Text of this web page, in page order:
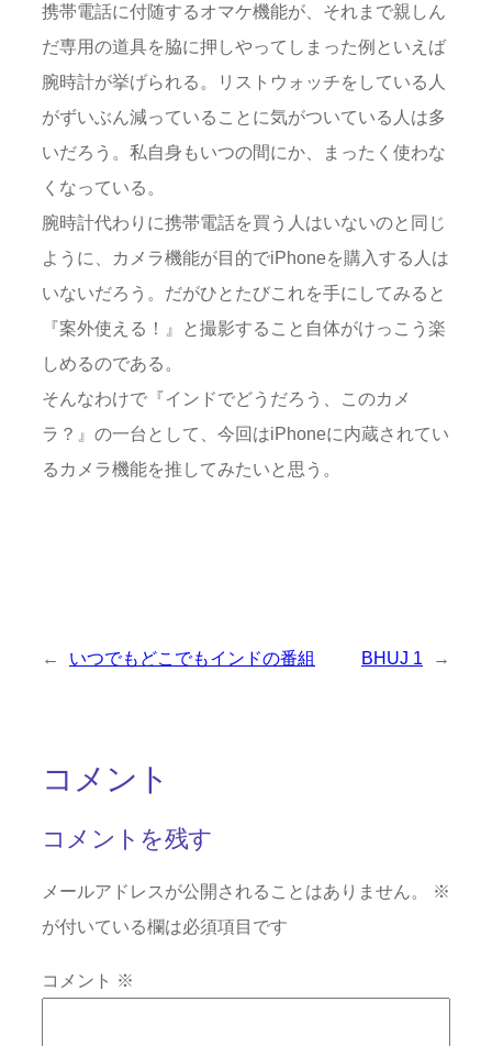
携帯電話に付随するオマケ機能が、それまで親しん
だ専用の道具を脇に押しやってしまった例といえば
腕時計が挙げられる。リストウォッチをしている人
がずいぶん減っていることに気がついている人は多
いだろう。私自身もいつの間にか、まったく使わな
くなっている。
腕時計代わりに携帯電話を買う人はいないのと同じ
ように、カメラ機能が目的でiPhoneを購入する人は
いないだろう。だがひとたびこれを手にしてみると
『案外使える！』と撮影すること自体がけっこう楽
しめるのである。
そんなわけで『インドでどうだろう、このカメ
ラ？』の一台として、今回はiPhoneに内蔵されてい
るカメラ機能を推してみたいと思う。
← いつでもどこでもインドの番組 BHUJ 1 →
コメント
コメントを残す
メールアドレスが公開されることはありません。
※
が付いている欄は必須項目です
コメント ※